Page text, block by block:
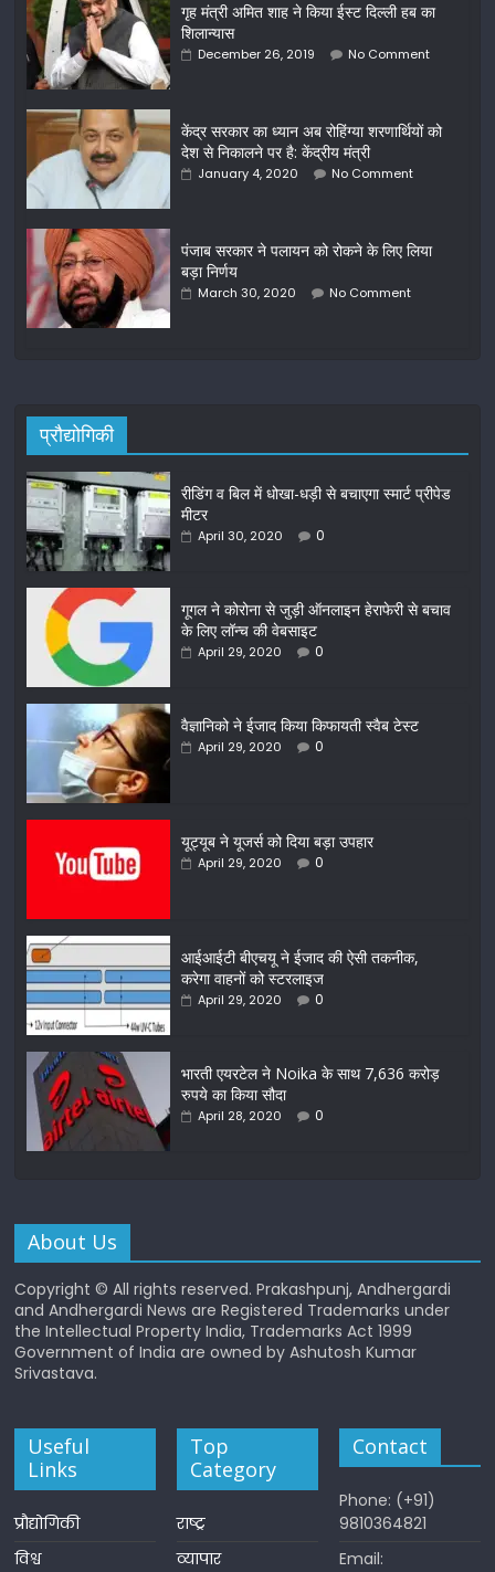
गृह मंत्री अमित शाह ने किया ईस्ट दिल्ली हब का
शिलान्यास
December 26, 2019 No Comment
केंद्र सरकार का ध्यान अब रोहिंग्या शरणार्थियों को
देश से निकालने पर है: केंद्रीय मंत्री
January 4, 2020 No Comment
पंजाब सरकार ने पलायन को रोकने के लिए लिया
बड़ा निर्णय
March 30, 2020 No Comment
प्रौद्योगिकी
रीडिंग व बिल में धोखा-धड़ी से बचाएगा स्मार्ट प्रीपेड
मीटर
April 30, 2020 0
गूगल ने कोरोना से जुड़ी ऑनलाइन हेराफेरी से बचाव
के लिए लॉन्च की वेबसाइट
April 29, 2020 0
वैज्ञानिको ने ईजाद किया किफायती स्वैब टेस्ट
April 29, 2020 0
यूट्यूब ने यूजर्स को दिया बड़ा उपहार
April 29, 2020 0
आईआईटी बीएचयू ने ईजाद की ऐसी तकनीक,
करेगा वाहनों को स्टरलाइज
April 29, 2020 0
भारती एयरटेल ने Noika के साथ 7,636 करोड़
रुपये का किया सौदा
April 28, 2020 0
About Us
Copyright © All rights reserved. Prakashpunj, Andhergardi
and Andhergardi News are Registered Trademarks under
the Intellectual Property India, Trademarks Act 1999
Government of India are owned by Ashutosh Kumar
Srivastava.
Useful
Links
प्रौद्योगिकी
विश्व
Top
Category
राष्ट्र
व्यापार
Contact
Phone: (+91)
9810364821
Email: